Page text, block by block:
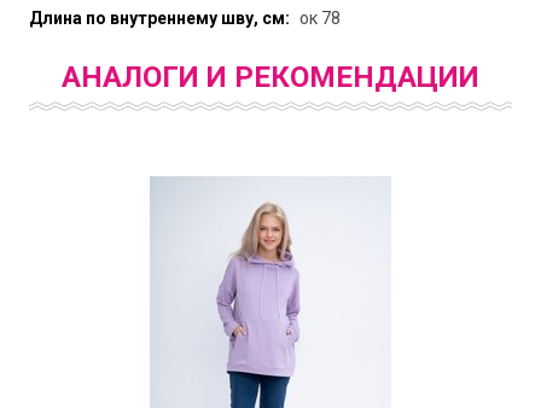
Длина по внутреннему шву, см: ок 78
АНАЛОГИ И РЕКОМЕНДАЦИИ